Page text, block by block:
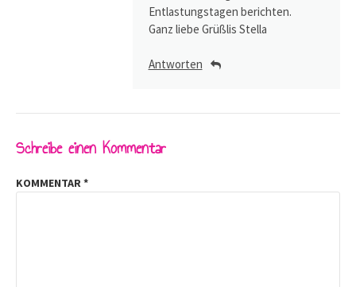
Entlastungstagen berichten.
Ganz liebe Grüßlis Stella
Antworten
Schreibe einen Kommentar
KOMMENTAR*